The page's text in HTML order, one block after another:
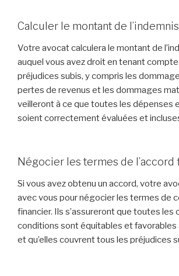
Calculer le montant de
Votre avocat calculera le montant de
auquel vous avez droit en tenant
préjudices subis, y compris les
pertes de revenus et les dommages
veilleront à ce que toutes les dépenses
soient correctement évaluées et
Négocier les termes de l’accord
Si vous avez obtenu un accord, votre
avec vous pour négocier les termes de
financier. Ils s’assureront que toutes les
conditions sont équitables et favorables
et qu’elles couvrent tous les préjudices